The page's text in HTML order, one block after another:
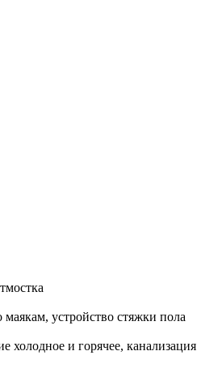
устройство стяжки пола
холодное и горячее, канализация